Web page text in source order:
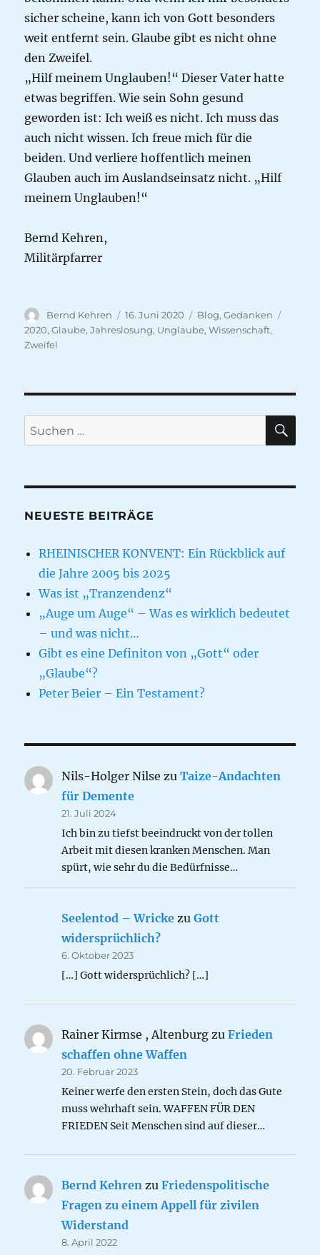
sicher scheine, kann ich von Gott besonders
weit entfernt sein. Glaube gibt es nicht ohne
den Zweifel.
„Hilf meinem Unglauben!“ Dieser Vater hatte
etwas begriffen. Wie sein Sohn gesund
geworden ist: Ich weiß es nicht. Ich muss das
auch nicht wissen. Ich freue mich für die
beiden. Und verliere hoffentlich meinen
Glauben auch im Auslandseinsatz nicht. „Hilf
meinem Unglauben!“
Bernd Kehren,
Militärpfarrer
Autor
Bernd Kehren
Veröffentlicht
am
16. Juni 2020 Kategorien
Blog,Gedanken
2020,Glaube,Jahreslosung, Unglaube,Wissenschaft,
Zweifel
Suche
nach:
NEUESTE BEITRÄGE
RHEINISCHER KONVENT: Ein Rückblick auf
die Jahre 2005 bis 2025
Was ist „Tranzendenz“
„Auge um Auge“ – Was es wirklich bedeutet
– und was nicht…
Gibt es eine Definiton von „Gott“ oder
„Glaube“?
Peter Beier – Ein Testament?
Nils-Holger Nilse zuTaize-Andachten
für Demente
21. Juli 2024
Ich bin zu tiefst beeindruckt von der tollen
Arbeit mit diesen kranken Menschen. Man
spürt, wie sehr du die Bedürfnisse…
Seelentod – Wricke zuGott
widersprüchlich?
6. Oktober 2023
[…] Gott widersprüchlich? […]
Rainer Kirmse , Altenburg zuFrieden
schaffen ohne Waffen
20. Februar 2023
Keiner werfe den ersten Stein, doch das Gute
muss wehrhaft sein. WAFFEN FÜR DEN
FRIEDEN Seit Menschen sind auf dieser…
Bernd Kehren zuFriedenspolitische
Fragen zu einem Appell für zivilen
Widerstand
8. April 2022